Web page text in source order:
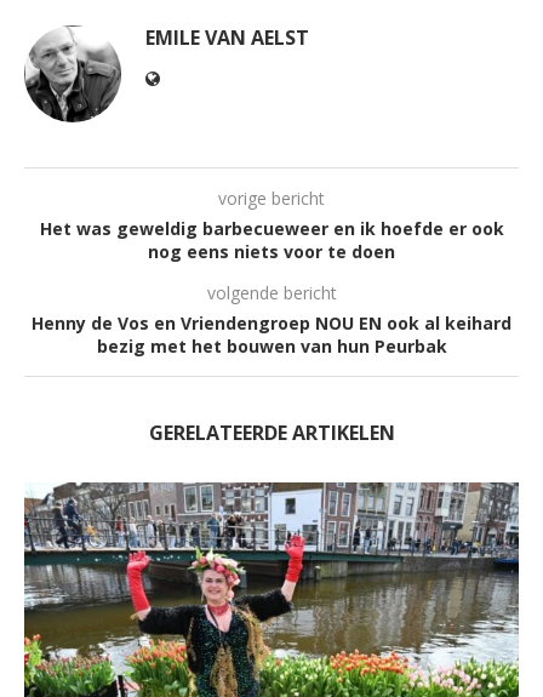
EMILE VAN AELST
vorige bericht
Het was geweldig barbecueweer en ik hoefde er ook
nog eens niets voor te doen
volgende bericht
Henny de Vos en Vriendengroep NOU EN ook al keihard
bezig met het bouwen van hun Peurbak
GERELATEERDE ARTIKELEN